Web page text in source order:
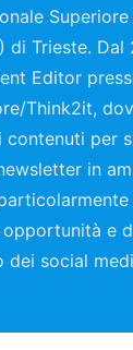
di Trieste. Dal
Editor
Think2it,
contenuti per
in
e
dei social